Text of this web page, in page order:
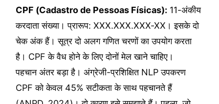
CPF (Cadastro de Pessoas Físicas): 11-अंकीय
करदाता संख्या। प्रारूप: XXX.XXX.XXX-XX। इसके दो
चेक अंक हैं। सूत्र दो अलग गणित चरणों का उपयोग करता
है। CPF के वैध होने के लिए दोनों मेल खाने चाहिए।
पहचान अंतर बड़ा है। अंग्रेजी-प्रशिक्षित NLP उपकरण
CPF को केवल 45% सटीकता के साथ पहचानते हैं